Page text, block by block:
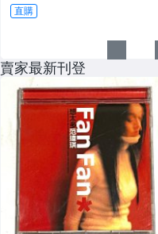
直購
賣家最新刊登